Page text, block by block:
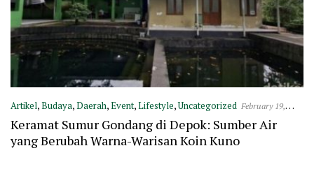
Artikel,Budaya,Daerah,Event,Lifestyle,Uncategorized February 19,
2026
Keramat Sumur Gondang di Depok: Sumber Air
yang Berubah Warna-Warisan Koin Kuno